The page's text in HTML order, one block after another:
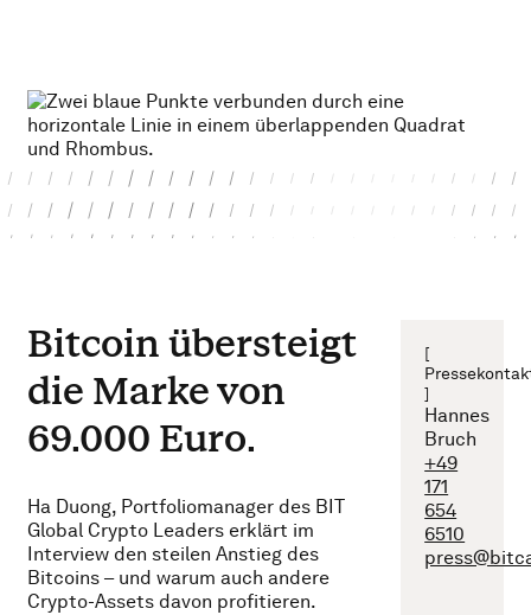
Bitcoin übersteigt
die Marke von
69.000 Euro.
Ha Duong, Portfoliomanager des BIT
Global Crypto Leaders erklärt im
Interview den steilen Anstieg des
Bitcoins – und warum auch andere
Crypto-Assets davon profitieren.
[
]
Hannes
Bruch
+49
171
654
6510